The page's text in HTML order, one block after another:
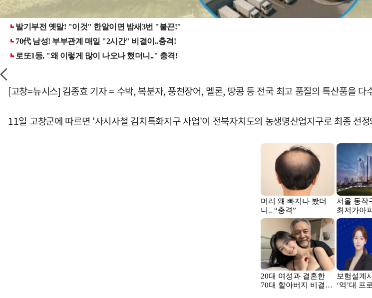
[고창=뉴시스] 김종효 기자 = 수박, 복분자, 풍천장어, 멜론, 땅콩 등 전국 최고 품질의 특산품을
11일 고창군에 따르면 '사시사철 김치특화지구 사업'이 전북자치도의 농생명산업지구로 최종 선